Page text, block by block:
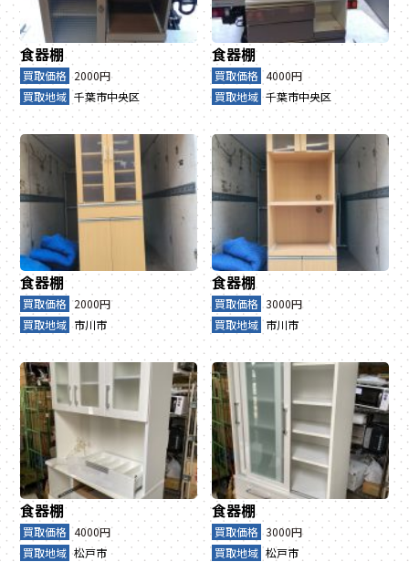
食器棚
買取価格 2000円
買取地域 千葉市中央区
食器棚
買取価格 4000円
買取地域 千葉市中央区
食器棚
買取価格 2000円
買取地域 市川市
食器棚
買取価格 3000円
買取地域 市川市
食器棚
買取価格 4000円
買取地域 松戸市
食器棚
買取価格 3000円
買取地域 松戸市